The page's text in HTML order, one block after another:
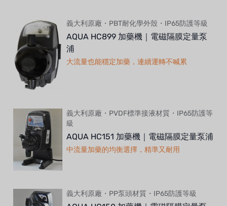
義大利原廠・PBT耐化學外殼・IP65防護等級
AQUA HC899 加藥機｜電磁隔膜定量泵
浦
大流量也能穩定加藥，連續運轉不喊累
義大利原廠・PVDF標準接液材質・IP65防護等
級
AQUA HC151 加藥機｜電磁隔膜定量泵浦
中流量加藥的均衡選擇，精準又耐用
義大利原廠・PP泵頭材質・IP65防護等級